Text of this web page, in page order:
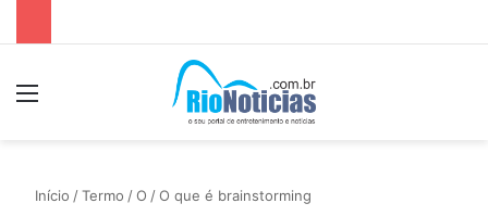
Início /Termo /O /O que é brainstorming